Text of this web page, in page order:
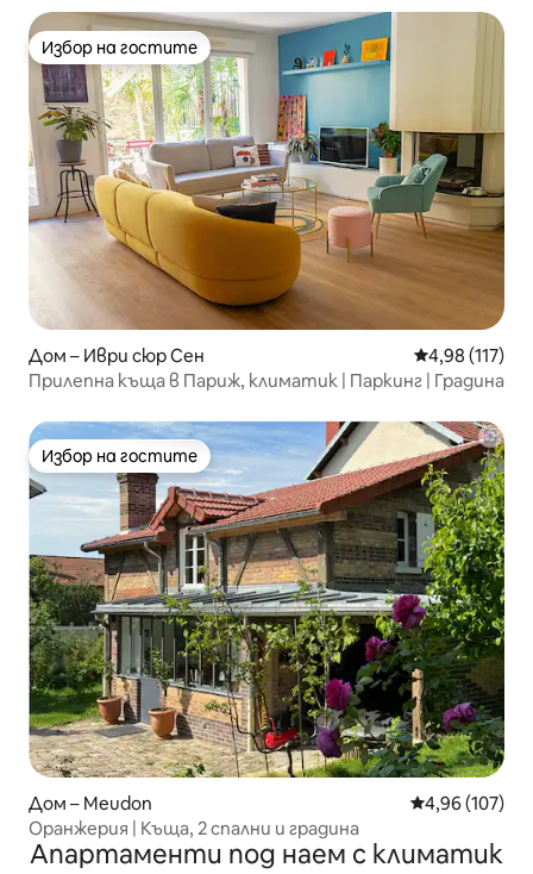
Избор на гостите
Избор на гостите
Дом – Иври сюр Сен Средна
4,98 (117)
Прилепна къща в Париж, климатик | Паркинг | Градина
Избор на гостите
Избор на гостите
Дом – Meudon Средна
4,96 (107)
Оранжерия | Къща, 2 спални и градина
Апартаменти под наем с климатик